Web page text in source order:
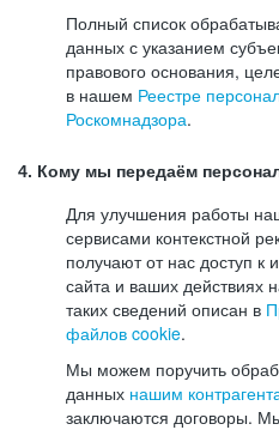
Полный список
данных с указанием
правового основания,
в нашем Реестре
Роскомнадзора.
4. Кому мы передаём
Для улучшения работы
сервисами контекстной
получают от нас доступ
сайта и ваших действиях
таких сведений описан в
файлов cookie.
Мы можем поручить
данных нашим
заключаются договоры.